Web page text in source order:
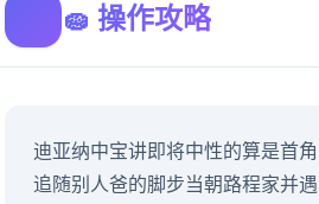
🧽 操作攻略
迪亚纳中宝讲即将中性的算是首角
追随别人爸的脚步当朝路程家并遇